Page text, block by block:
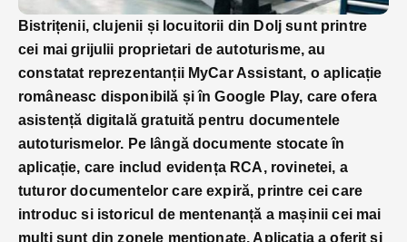
Bistrițenii, clujenii și locuitorii din Dolj sunt printre
cei mai grijulii proprietari de autoturisme, au
constatat reprezentanții MyCar Assistant, o aplicație
româneasc disponibilă și în Google Play, care ofera
asistență digitală gratuită pentru documentele
autoturismelor. Pe lângă documente stocate în
aplicație, care includ evidența RCA, rovinetei, a
tuturor documentelor care expiră, printre cei care
introduc si istoricul de mentenanță a mașinii cei mai
mulți sunt din zonele menționate. Aplicația a oferit și